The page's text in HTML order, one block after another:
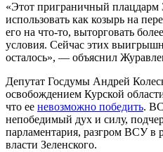
«Этот приграничный плацдарм
использовать как козырь на
его на что-то, выторговать
условия. Сейчас этих
осталось», — объяснил
Депутат Госдумы Андрей
освобождением Курской
что ее невозможно победить.
непобедимый дух и силу,
парламентария, разгром ВСУ в
власти Зеленского.